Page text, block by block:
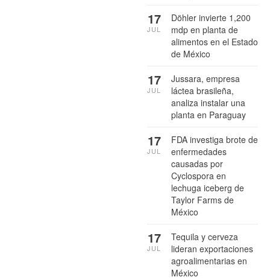
Döhler invierte 1,200
mdp en planta de
alimentos en el Estado
de México
17
JUL
Jussara, empresa
láctea brasileña,
analiza instalar una
planta en Paraguay
17
JUL
FDA investiga brote de
enfermedades
causadas por
Cyclospora en
lechuga iceberg de
Taylor Farms de
México
17
JUL
Tequila y cerveza
lideran exportaciones
agroalimentarias en
México
17
JUL